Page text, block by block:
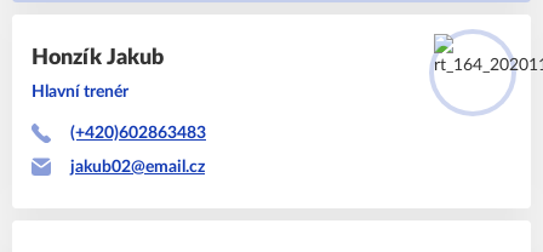
Jakub
Honzík
Hlavní trenér
(+420)602863483
jakub02@email.cz